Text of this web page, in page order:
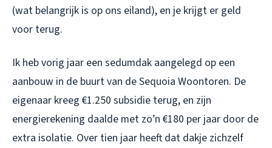
(wat belangrijk is op ons eiland), en je krijgt er geld
voor terug.
Ik heb vorig jaar een sedumdak aangelegd op een
aanbouw in de buurt van de Sequoia Woontoren. De
eigenaar kreeg €1.250 subsidie terug, en zijn
energierekening daalde met zo’n €180 per jaar door de
extra isolatie. Over tien jaar heeft dat dakje zichzelf